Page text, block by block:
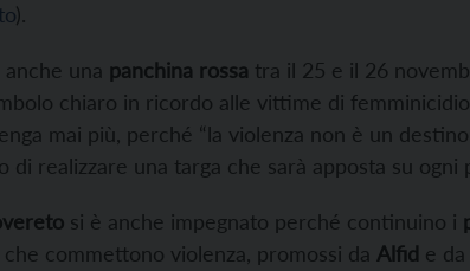
).
una panchina rossa tra il 25 e il 26
chiaro in ricordo alle vittime di
mai più, perché “la violenza non è un
di realizzare una targa che sarà apposta su ogni
si è anche impegnato perché continuino i
commettono violenza, promossi da Alfid e da